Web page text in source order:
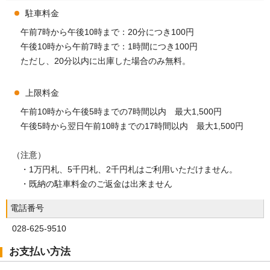
駐車料金
午前7時から午後10時まで：20分につき100円
午後10時から午前7時まで：1時間につき100円
ただし、20分以内に出庫した場合のみ無料。
上限料金
午前10時から午後5時までの7時間以内 最大1,500円
午後5時から翌日午前10時までの17時間以内 最大1,500円
（注意）
・1万円札、5千円札、2千円札はご利用いただけません。
・既納の駐車料金のご返金は出来ません
電話番号
028-625-9510
お支払い方法